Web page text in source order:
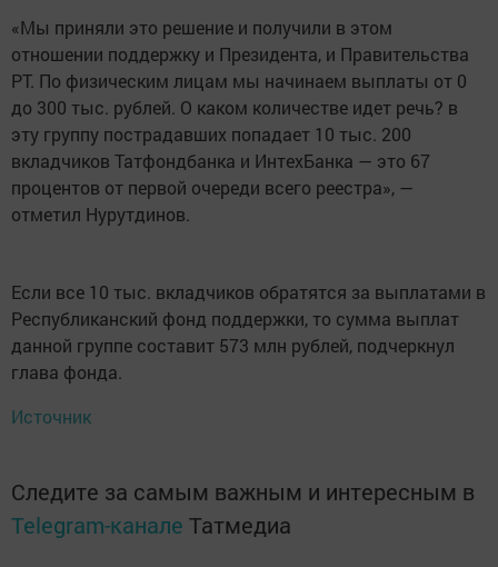
«Мы приняли это решение и получили в этом
отношении поддержку и Президента, и Правительства
РТ. По физическим лицам мы начинаем выплаты от 0
до 300 тыс. рублей. О каком количестве идет речь? в
эту группу пострадавших попадает 10 тыс. 200
вкладчиков Татфондбанка и ИнтехБанка — это 67
процентов от первой очереди всего реестра», —
отметил Нурутдинов.
Если все 10 тыс. вкладчиков обратятся за выплатами в
Республиканский фонд поддержки, то сумма выплат
данной группе составит 573 млн рублей, подчеркнул
глава фонда.
Источник
Следите за самым важным и интересным в
Telegram-канале Татмедиа